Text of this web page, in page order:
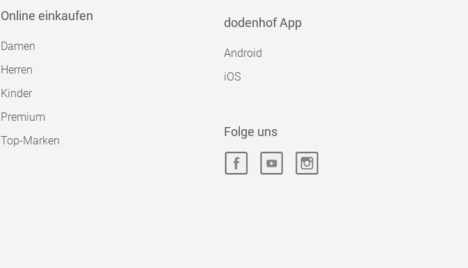
Online einkaufen
Damen
Herren
Kinder
Premium
Top-Marken
dodenhof App
Android
iOS
Folge uns